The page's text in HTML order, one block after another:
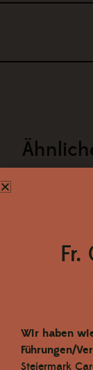
Wir haben
Führungen/
Steiermark